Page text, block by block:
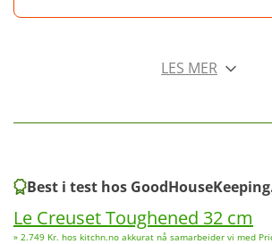
LES MER
Best i test hos
Le Creuset Toughened 32 cm
» 2.749 Kr. hos kitchn.no akkurat nå samarbeider vi med